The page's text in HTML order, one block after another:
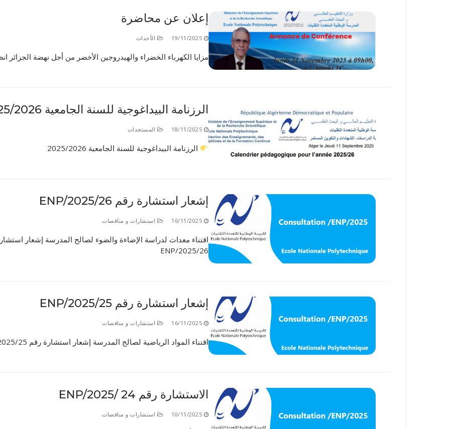
الأقــســــام الـتـحــضـيـريـــة
البرنامج الدراسي
التربصات
ميثاق الأداب والأخلاقيات الجامعية
إعلان عن محاضرة
19/11/2025 الأحداث
مزايا الكهرباء الخضراء والهيدروجين الأخضر من أجل نهضة الجزائر
الرزنامة البيداغوجية للسنة الجامعية 2025/2026
18/11/2025 المستجدات
الرزنامة البيداغوجية للسنة الجامعية 2025/2026
إشعار استشارة رقم 26/ENP/2025
16/11/2025 استشارات و مناقصات
اقتناء معدات لدراسة الإضاءة والضوء لصالح المدرسة إشعار
26/ENP/2025
إشعار استشارة رقم 25/ENP/2025
16/11/2025 استشارات و مناقصات
اقتناء المواد الرياضية لصالح المدرسة إشعار استشارة رقم 25/ENP/2025
الاستشارة رقم 24 /ENP/2025
10/11/2025 استشارات و مناقصات